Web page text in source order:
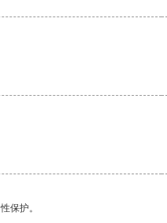
保护。